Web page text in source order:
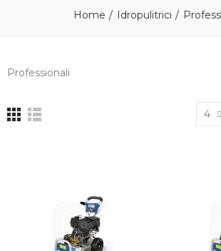
Home Idropulitrici
Professionali
4